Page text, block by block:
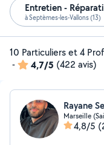
Entretien -
à Septèmes-les-Vallons (13)
10 Particuliers et 4
-
4,7/5 (422 avis)
Rayane
Marseille
4,8/5